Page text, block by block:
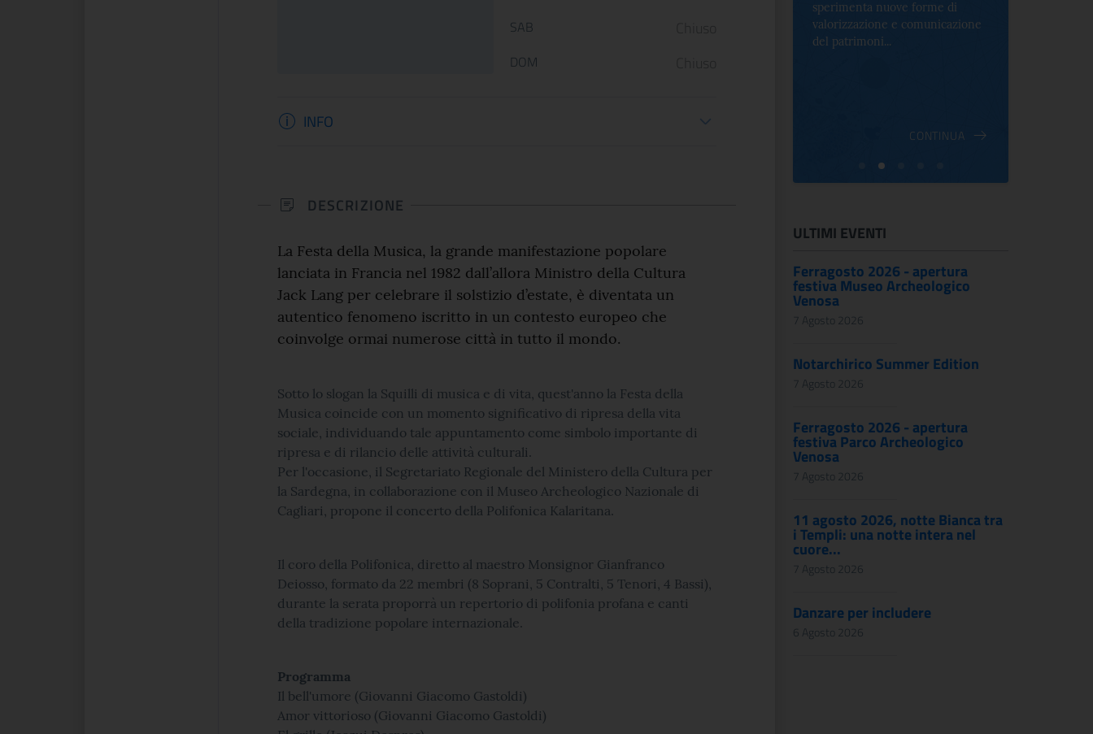
SAB
DOM
Informazioni apertura
INFO
DESCRIZIONE
La Festa della Musica, la grande manifestazione popolare
lanciata in Francia nel 1982 dall’allora Ministro della Cultura
Jack Lang per celebrare il solstizio d’estate, è diventata un
autentico fenomeno iscritto in un contesto europeo che
coinvolge ormai numerose città in tutto il mondo.
Sotto lo slogan la Squilli di musica e di vita, quest'anno la Festa della
Musica coincide con un momento significativo di ripresa della vita
sociale, individuando tale appuntamento come simbolo importante di
ripresa e di rilancio delle attività culturali.
Per l'occasione, il Segretariato Regionale del Ministero della Cultura per
la Sardegna, in collaborazione con il Museo Archeologico Nazionale di
Cagliari, propone il concerto della Polifonica Kalaritana.
Il coro della Polifonica, diretto al maestro Monsignor Gianfranco
Deiosso, formato da 22 membri (8 Soprani, 5 Contralti, 5 Tenori, 4 Bassi),
durante la serata proporrà un repertorio di polifonia profana e canti
della tradizione popolare internazionale.
Programma
Il bell'umore (Giovanni Giacomo Gastoldi)
Amor vittorioso (Giovanni Giacomo Gastoldi)
presentano ARTE LIBERATA
sperimenta nuove forme di
valorizzazione e comunicazione
del patrimoni...
CONTINUA
ULTIMI EVENTI
Ferragosto 2026 - apertura
festiva Museo Archeologico
Venosa
7 Agosto 2026
Notarchirico Summer Edition
7 Agosto 2026
Ferragosto 2026 - apertura
festiva Parco Archeologico
Venosa
7 Agosto 2026
11 agosto 2026, notte Bianca tra
i Templi: una notte intera nel
cuore...
7 Agosto 2026
Danzare per includere
6 Agosto 2026